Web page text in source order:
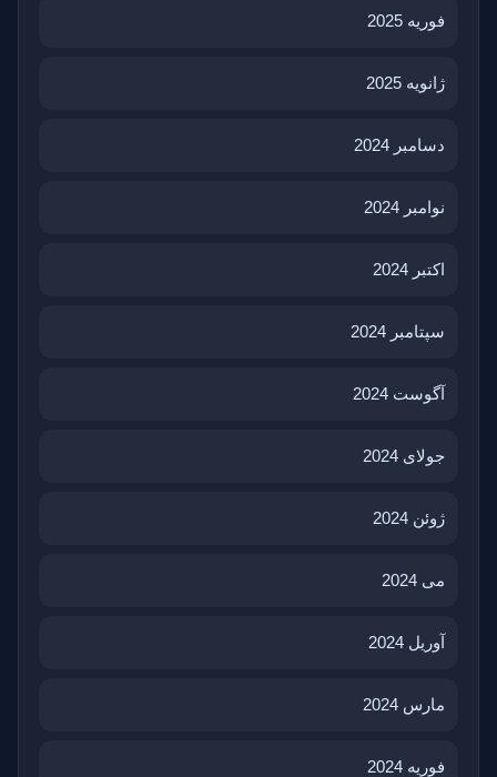
فوریه 2025
ژانویه 2025
دسامبر 2024
نوامبر 2024
اکتبر 2024
سپتامبر 2024
آگوست 2024
جولای 2024
ژوئن 2024
می 2024
آوریل 2024
مارس 2024
فوریه 2024